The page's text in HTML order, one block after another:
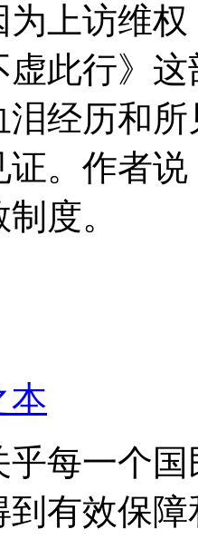
上访维
虚此行》
泪经历和
证。作者
度。
本
乎每一个
有效保